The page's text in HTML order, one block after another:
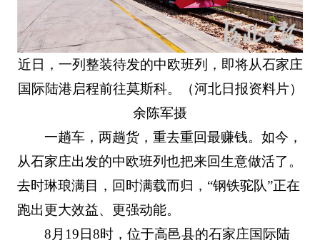
近日，一列整装待发的中欧班列，即将从石家庄
国际陆港启程前往莫斯科。（河北日报资料片）
余陈军摄
一趟车，两趟货，重去重回最赚钱。如今，
从石家庄出发的中欧班列也把来回生意做活了。
去时琳琅满目，回时满载而归，“钢铁驼队”正在
跑出更大效益、更强动能。
8月19日8时，位于高邑县的石家庄国际陆